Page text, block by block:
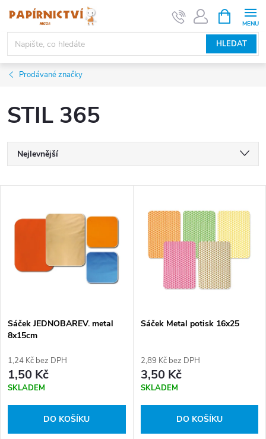
obsah
HLEDAT
NÁKUPNÍ
KOŠÍK
Prodávané značky
STIL 365
Ř
a
z
n
p
r
o
Nejlevnější
Abecedně
ý
p
s
p
r
o
Sáček JEDNOBAREV. metal
8x15cm
1,24 Kč bez DPH
1,50 Kč
SKLADEM
DO KOŠÍKU
Sáček Metal potisk 16x25
2,89 Kč bez DPH
3,50 Kč
SKLADEM
DO KOŠÍKU